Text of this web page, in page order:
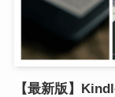
【最新版】